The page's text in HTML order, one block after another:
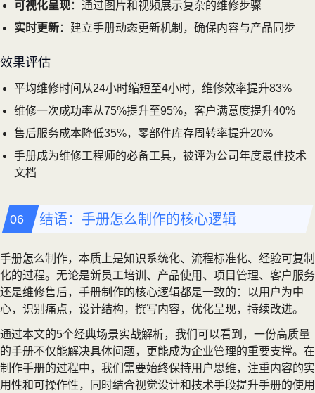
可视化呈现：通过图片和视频展示复杂的维修步骤
实时更新：建立手册动态更新机制，确保内容与产品同步
效果评估
平均维修时间从24小时缩短至4小时，维修效率提升83%
维修一次成功率从75%提升至95%，客户满意度提升40%
售后服务成本降低35%，零部件库存周转率提升20%
手册成为维修工程师的必备工具，被评为公司年度最佳技术
文档
结语：手册怎么制作的核心逻辑
手册怎么制作，本质上是知识系统化、流程标准化、经验可复制
化的过程。无论是新员工培训、产品使用、项目管理、客户服务
还是维修售后，手册制作的核心逻辑都是一致的：以用户为中
心，识别痛点，设计结构，撰写内容，优化呈现，持续改进。
通过本文的5个经典场景实战解析，我们可以看到，一份高质量
的手册不仅能解决具体问题，更能成为企业管理的重要支撑。在
制作手册的过程中，我们需要始终保持用户思维，注重内容的实
用性和可操作性，同时结合视觉设计和技术手段提升手册的使用